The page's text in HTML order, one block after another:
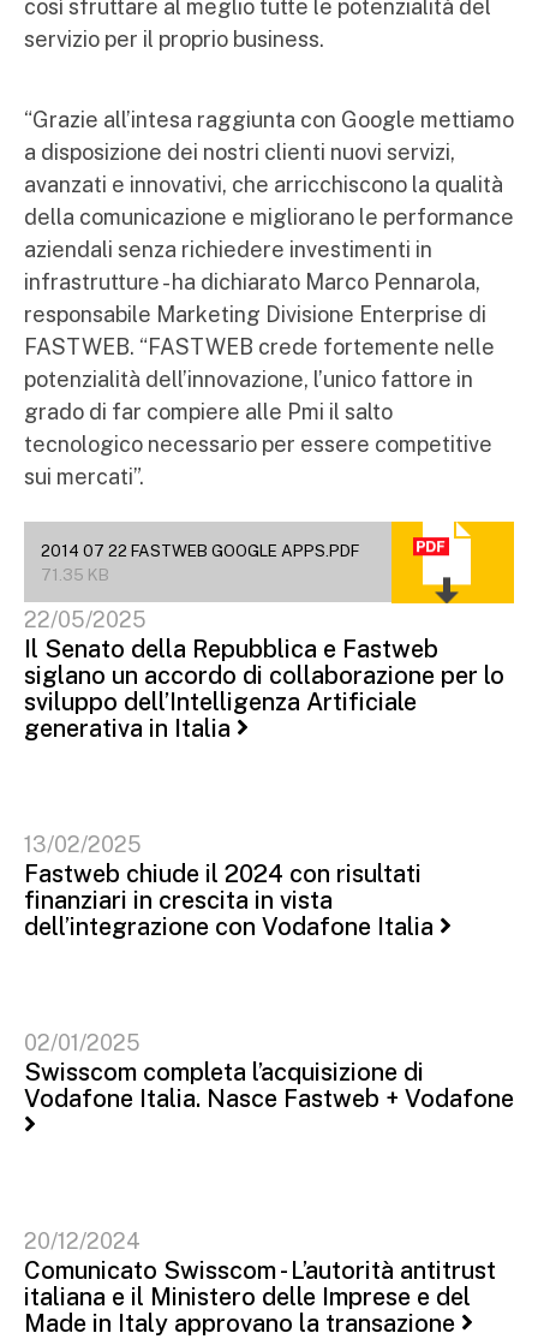
così sfruttare al meglio tutte le potenzialità del
servizio per il proprio business.
“Grazie all’intesa raggiunta con Google mettiamo
a disposizione dei nostri clienti nuovi servizi,
avanzati e innovativi, che arricchiscono la qualità
della comunicazione e migliorano le performance
aziendali senza richiedere investimenti in
infrastrutture - ha dichiarato Marco Pennarola,
responsabile Marketing Divisione Enterprise di
FASTWEB. “FASTWEB crede fortemente nelle
potenzialità dell’innovazione, l’unico fattore in
grado di far compiere alle Pmi il salto
tecnologico necessario per essere competitive
sui mercati”.
2014 07 22 FASTWEB GOOGLE APPS.PDF
71.35 KB
22/05/2025
Il Senato della Repubblica e Fastweb
siglano un accordo di collaborazione per lo
sviluppo dell’Intelligenza Artificiale
generativa in Italia
13/02/2025
Fastweb chiude il 2024 con risultati
finanziari in crescita in vista
dell’integrazione con Vodafone Italia
02/01/2025
Swisscom completa l’acquisizione di
Vodafone Italia. Nasce Fastweb + Vodafone
20/12/2024
Comunicato Swisscom - L’autorità antitrust
italiana e il Ministero delle Imprese e del
Made in Italy approvano la transazione